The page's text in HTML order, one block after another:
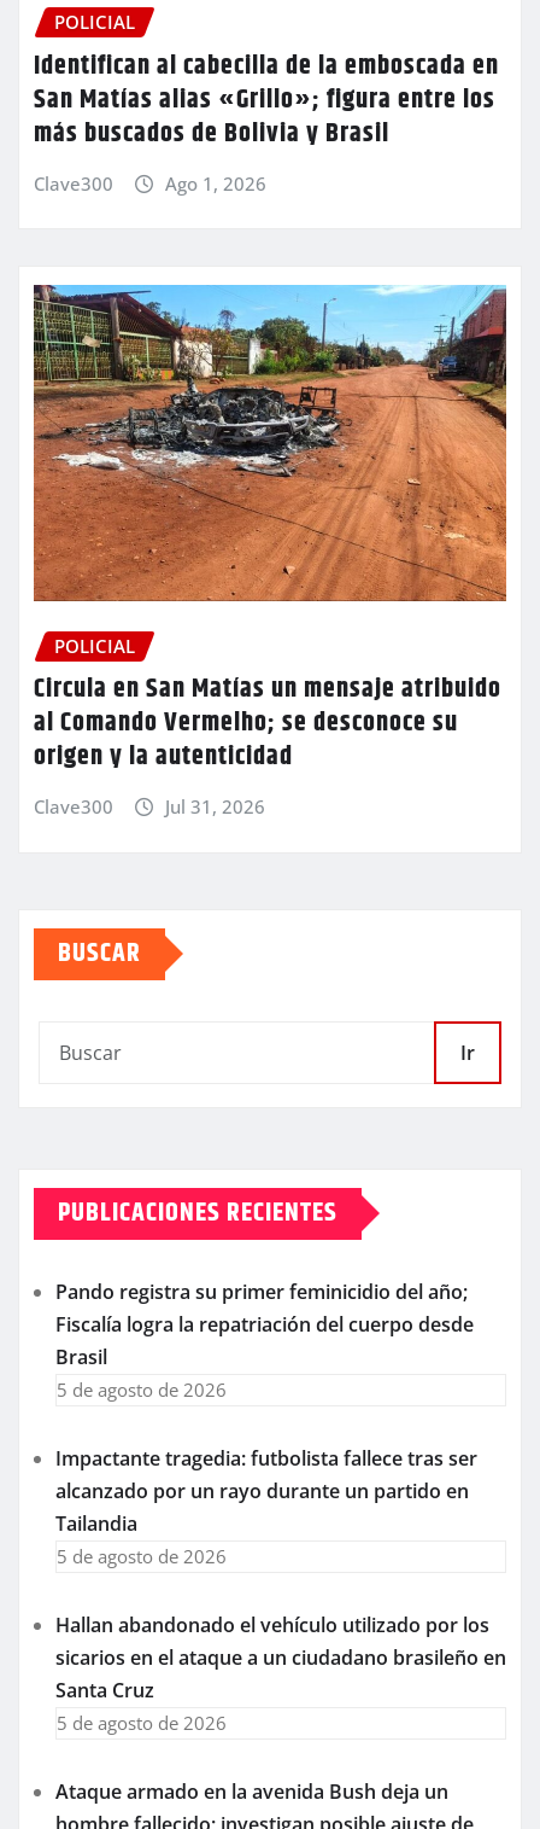
POLICIAL
Identifican al cabecilla de la emboscada en
San Matías alias «Grillo»; figura entre los
más buscados de Bolivia y Brasil
Clave300 Ago 1, 2026
POLICIAL
Circula en San Matías un mensaje atribuido
al Comando Vermelho; se desconoce su
origen y la autenticidad
Clave300 Jul 31, 2026
BUSCAR
Ir
PUBLICACIONES RECIENTES
Pando registra su primer feminicidio del año;
Fiscalía logra la repatriación del cuerpo desde
Brasil
5 de agosto de 2026
Impactante tragedia: futbolista fallece tras ser
alcanzado por un rayo durante un partido en
Tailandia
5 de agosto de 2026
Hallan abandonado el vehículo utilizado por los
sicarios en el ataque a un ciudadano brasileño en
Santa Cruz
5 de agosto de 2026
Ataque armado en la avenida Bush deja un